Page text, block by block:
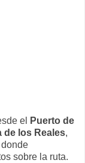
el
Puerto de
de los Reales,
sobre la ruta.